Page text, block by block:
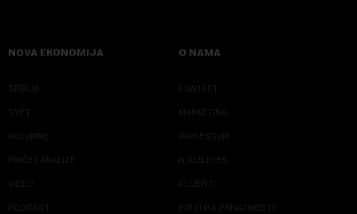
NOVA EKONOMIJA
SRBIJA
SVET
KOLUMNE
PRIČE I ANALIZE
VIDEO
PODCAST
O NAMA
KONTAKT
MARKETING
IMPRESSUM
NJUZLETER
KLIJENTI
POLITIKA PRIVATNOSTI